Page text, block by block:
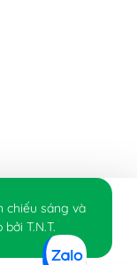
chiếu sáng và
T.N.T.